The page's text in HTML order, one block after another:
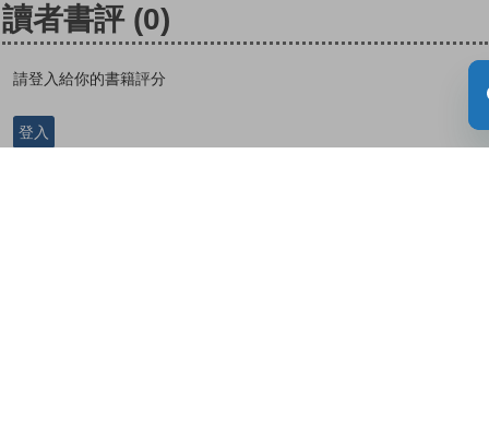
讀者書評 (0)
請登入給你的書籍評分
登入